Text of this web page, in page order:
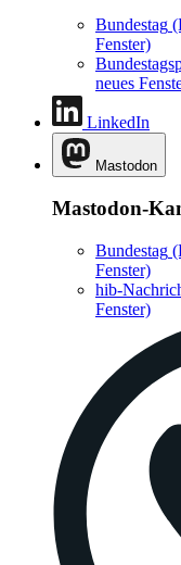
Bundestag
Fenster)
neues
LinkedIn
Mastodon
Mastodon-
Bundestag
Fenster)
hib-
Fenster)